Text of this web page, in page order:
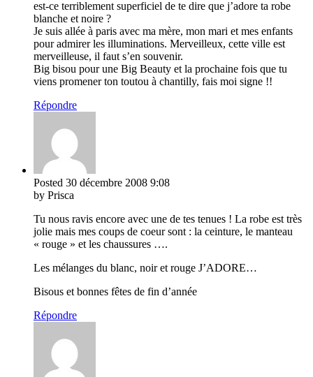
est-ce terriblement superficiel de te dire que j’adore ta robe
blanche et noire ?
Je suis allée à paris avec ma mère, mon mari et mes enfants
pour admirer les illuminations. Merveilleux, cette ville est
merveilleuse, il faut s’en souvenir.
Big bisou pour une Big Beauty et la prochaine fois que tu
viens promener ton toutou à chantilly, fais moi signe !!
Répondre
Posted 30 décembre 2008 9:08
by Prisca
Tu nous ravis encore avec une de tes tenues ! La robe est très
jolie mais mes coups de coeur sont : la ceinture, le manteau
« rouge » et les chaussures ….
Les mélanges du blanc, noir et rouge J’ADORE…
Bisous et bonnes fêtes de fin d’année
Répondre